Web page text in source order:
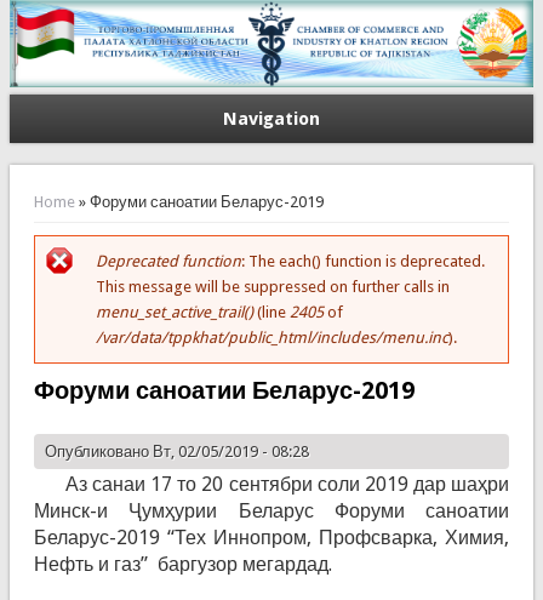
Navigation
You are here
Home» Форуми саноатии Беларус-2019
Error message
Deprecated function: The each() function is deprecated.
This message will be suppressed on further calls in
menu_set_active_trail()(line 2405of
/var/data/tppkhat/public_html/includes/menu.inc).
Форуми саноатии Беларус-2019
Опубликовано Вт, 02/05/2019 - 08:28
Аз санаи 17 то 20 сентябри соли 2019 дар шаҳри
Минск-и Ҷумҳурии Беларус Форуми саноатии
Беларус-2019 “Тех Иннопром, Профсварка, Химия,
Нефть и газ” баргузор мегардад.